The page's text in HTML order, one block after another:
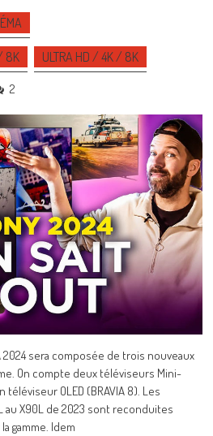
8K ULTRA HD / 4K / 8K
2
2024 sera composée de trois nouveaux
On compte deux téléviseurs Mini-
téléviseur OLED (BRAVIA 8). Les
au X90L de 2023 sont reconduites
gamme. Idem